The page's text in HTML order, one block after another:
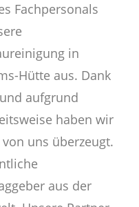
Fachpersonals
in
Hütte aus. Dank
aufgrund
haben wir
uns überzeugt.
aus der